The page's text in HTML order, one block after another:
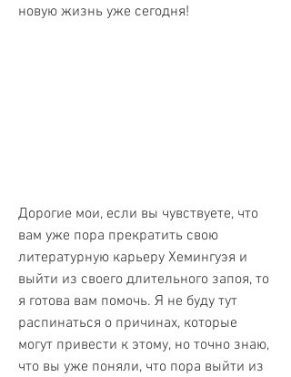
новую жизнь уже сегодня!
Дорогие мои, если вы чувствуете, что
вам уже пора прекратить свою
литературную карьеру Хемингуэя и
выйти из своего длительного запоя, то
я готова вам помочь. Я не буду тут
распинаться о причинах, которые
могут привести к этому, но точно знаю,
что вы уже поняли, что пора выйти из